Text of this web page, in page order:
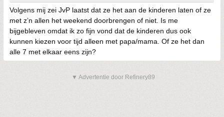
Volgens mij zei JvP laatst dat ze het aan de kinderen laten of ze
met z’n allen het weekend doorbrengen of niet. Is me
bijgebleven omdat ik zo fijn vond dat de kinderen dus ook
kunnen kiezen voor tijd alleen met papa/mama. Of ze het dan
alle 7 met elkaar eens zijn?
▼ Advertentie door Refinery89